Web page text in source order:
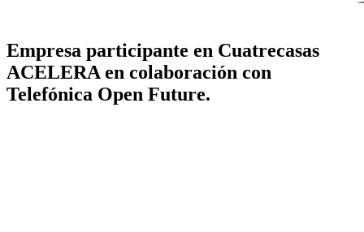
Empresa participante en Cuatrecasas
ACELERA en colaboración con
Telefónica Open Future.